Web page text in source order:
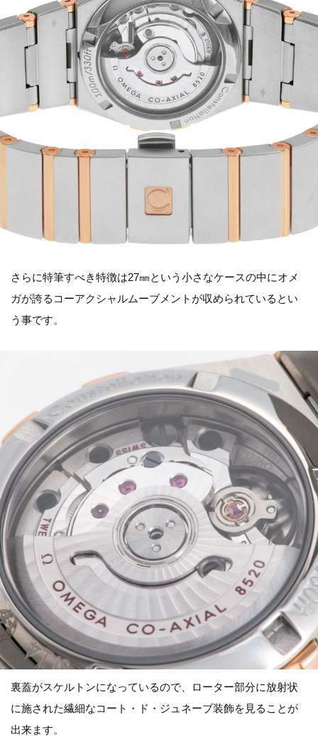
さらに特筆すべき特徴は27㎜という小さなケースの中にオメ
ガが誇るコーアクシャルムーブメントが収められているとい
う事です。
裏蓋がスケルトンになっているので、ローター部分に放射状
に施された繊細なコート・ド・ジュネーブ装飾を見ることが
出来ます。